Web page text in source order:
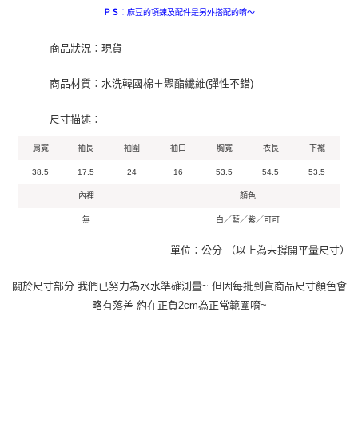
ＰＳ ：麻豆的項鍊及配件是另外搭配的唷～
商品狀況：現貨
商品材質：水洗韓國棉＋聚酯纖維(彈性不錯)
尺寸描述：
肩寬 袖長 袖圍 袖口 胸寬 衣長 下襬
38.5 17.5 24 16 53.5 54.5 53.5
內裡 顏色
無 白／藍／紫／可可
單位：公分 （以上為未撐開平量尺寸）
關於尺寸部分 我們已努力為水水準確測量~ 但因每批到貨商品尺寸顏色會
略有落差 約在正負2cm為正常範圍唷~